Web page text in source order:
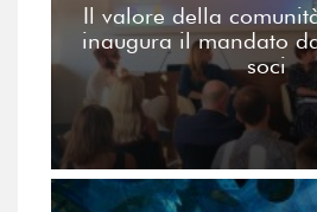
Il valore della
inaugura il mandato
soci